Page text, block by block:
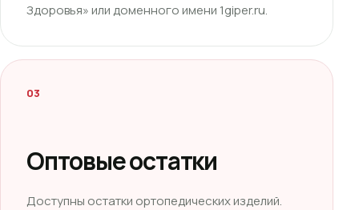
Здоровья» или доменного имени 1giper.ru.
03
Оптовые остатки
Доступны остатки ортопедических изделий.